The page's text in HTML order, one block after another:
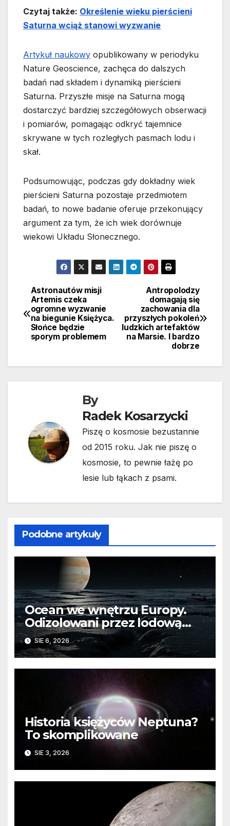
Czytaj także: Określenie wieku pierścieni
Saturna wciąż stanowi wyzwanie
Artykuł naukowy opublikowany w periodyku
Nature Geoscience, zachęca do dalszych
badań nad składem i dynamiką pierścieni
Saturna. Przyszłe misje na Saturna mogą
dostarczyć bardziej szczegółowych obserwacji
i pomiarów, pomagając odkryć tajemnice
skrywane w tych rozległych pasmach lodu i
skał.
Podsumowując, podczas gdy dokładny wiek
pierścieni Saturna pozostaje przedmiotem
badań, to nowe badanie oferuje przekonujący
argument za tym, że ich wiek dorównuje
wiekowi Układu Słonecznego.
Nawigacja
wpisu
Antropolodzy
domagają się
zachowania dla
przyszłych pokoleń
ludzkich artefaktów
na Marsie. I bardzo
dobrze
Astronautów misji
Artemis czeka
ogromne wyzwanie
na biegunie Księżyca.
Słońce będzie
sporym problemem
By
Radek Kosarzycki
Piszę o kosmosie bezustannie
od 2015 roku. Jak nie piszę o
kosmosie, to pewnie łażę po
lesie lub łąkach z psami.
Podobne artykuły
Ocean we wnętrzu Europy.
Odizolowani przez lodową
barierę
SIE 6, 2026
Historia księżyców Neptuna?
To skomplikowane
SIE 3, 2026